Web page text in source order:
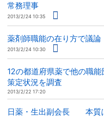
常務理事
2013/2/24 10:35
薬剤師職能の在り方で議
2013/2/24 10:30
12の都道府県薬で他の
策定状況を調査
2013/2/22 17:20
日薬・生出副会長 本質